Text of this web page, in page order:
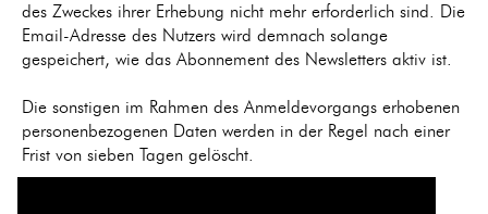
des Zweckes ihrer Erhebung nicht mehr erforderlich sind. Die
Email-Adresse des Nutzers wird demnach solange
gespeichert, wie das Abonnement des Newsletters aktiv ist.
Die sonstigen im Rahmen des Anmeldevorgangs erhobenen
personenbezogenen Daten werden in der Regel nach einer
Frist von sieben Tagen gelöscht.